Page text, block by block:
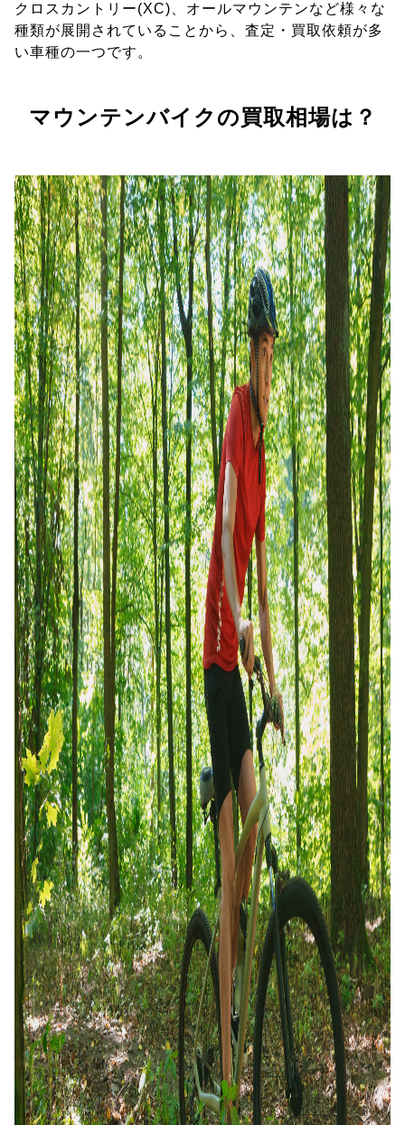
クロスカントリー(XC)、オールマウンテンなど様々な
種類が展開されていることから、査定・買取依頼が多
い車種の一つです。
マウンテンバイクの買取相場は？